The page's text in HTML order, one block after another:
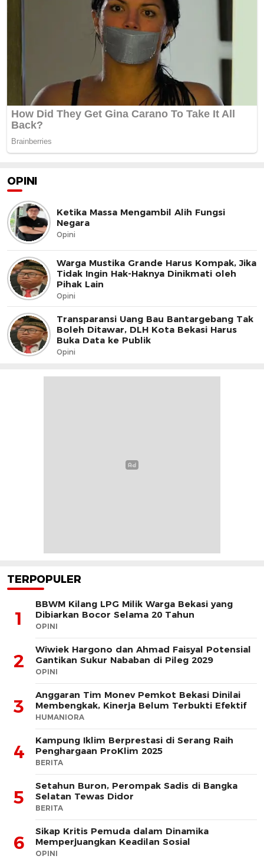
OPINI
Ketika Massa Mengambil Alih Fungsi
Negara
Opini
Warga Mustika Grande Harus Kompak, Jika
Tidak Ingin Hak-Haknya Dinikmati oleh
Pihak Lain
Opini
Transparansi Uang Bau Bantargebang Tak
Boleh Ditawar, DLH Kota Bekasi Harus
Buka Data ke Publik
Opini
TERPOPULER
1
BBWM Kilang LPG Milik Warga Bekasi yang
Dibiarkan Bocor Selama 20 Tahun
OPINI
2
Wiwiek Hargono dan Ahmad Faisyal Potensial
Gantikan Sukur Nababan di Pileg 2029
OPINI
3
Anggaran Tim Monev Pemkot Bekasi Dinilai
Membengkak, Kinerja Belum Terbukti Efektif
HUMANIORA
4
Kampung Iklim Berprestasi di Serang Raih
Penghargaan ProKlim 2025
BERITA
5
Setahun Buron, Perompak Sadis di Bangka
Selatan Tewas Didor
BERITA
6
Sikap Kritis Pemuda dalam Dinamika
Memperjuangkan Keadilan Sosial
OPINI